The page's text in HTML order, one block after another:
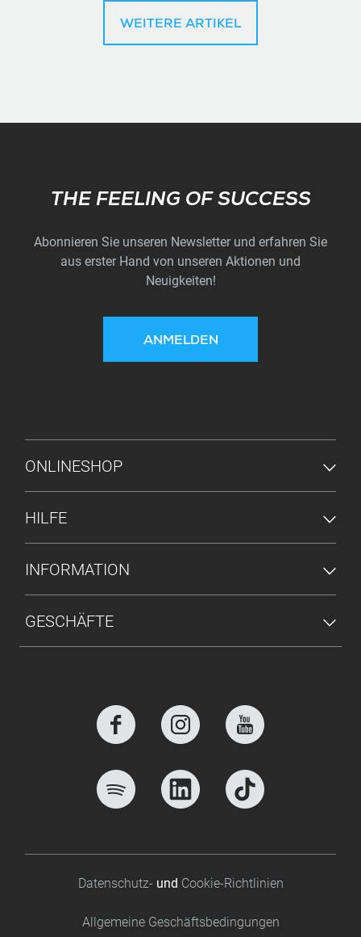
WEITERE ARTIKEL
Subscribe
THE FEELING OF SUCCESS
Abonnieren Sie unseren Newsletter und erfahren Sie
aus erster Hand von unseren Aktionen und
Neuigkeiten!
ANMELDEN
FUSSZEILENMENÜ
ONLINESHOP
HILFE
INFORMATION
GESCHÄFTE
Footer bottomDatenschutz- und Cookie-Richtlinien
Allgemeine Geschäftsbedingungen